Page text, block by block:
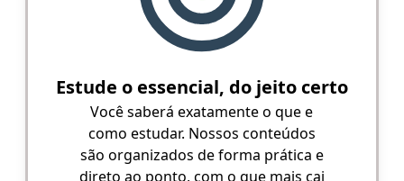
Estude o essencial, do jeito certo
Você saberá exatamente o que e
como estudar. Nossos conteúdos
são organizados de forma prática e
direto ao ponto, com o que mais cai